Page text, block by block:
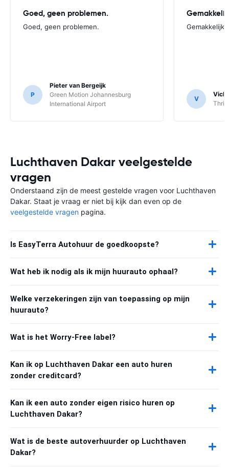
Goed, geen problemen.
Goed, geen problemen.
P
Pieter van Bergeijk
Green Motion Johannesburg
International Airport
Gemakkelijk
V
Vick
Luchthaven Dakar veelgestelde
vragen
Onderstaand zijn de meest gestelde vragen voor Luchthaven
Dakar. Staat je vraag er niet bij kijk dan even op de
veelgestelde vragen pagina.
Is EasyTerra Autohuur de goedkoopste?
Wat heb ik nodig als ik mijn huurauto ophaal?
Welke verzekeringen zijn van toepassing op mijn
huurauto?
Wat is het Worry-Free label?
Kan ik op Luchthaven Dakar een auto huren
zonder creditcard?
Kan ik een auto zonder eigen risico huren op
Luchthaven Dakar?
Wat is de beste autoverhuurder op Luchthaven
Dakar?